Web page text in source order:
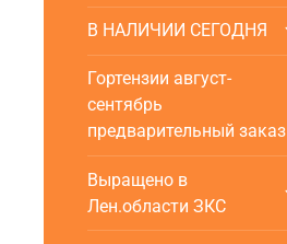
В НАЛИЧИИ СЕГОДНЯ
Гортензии август-
сентябрь
предварительный заказ
Выращено в
Лен.области ЗКС